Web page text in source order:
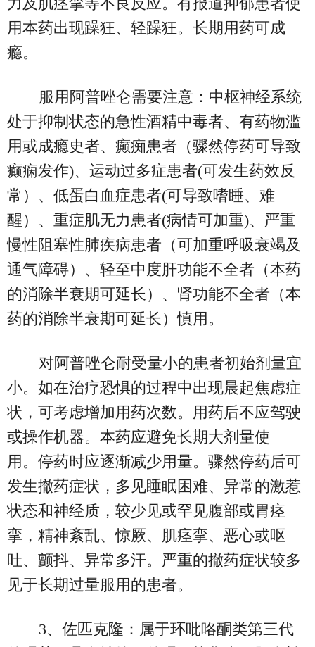
用本药出现躁狂、轻躁狂。 长期用药可成
瘾。
服用阿普唑仑需要注意：中枢神经系统
处于抑制状态的急性酒精中毒者、有药物滥
用或成瘾史者、癫痴患者（骤然停药可导致
癫痫发作)、运动过多症患者(可发生药效反
常）、低蛋白血症患者(可导致嗜睡、难
醒）、重症肌无力患者(病情可加重)、严重
慢性阻塞性肺疾病患者（可加重呼吸衰竭及
通气障碍）、轻至中度肝功能不全者（本药
的消除半衰期可延长）、肾功能不全者（本
药的消除半衰期可延长）慎用。
对阿普唑仑耐受量小的患者初始剂量宜
小。 如在治疗恐惧的过程中出现晨起焦虑症
状，可考虑增加用药次数。 用药后不应驾驶
或操作机器。 本药应避免长期大剂量使
用。 停药时应逐渐减少用量。骤然停药后可
发生撤药症状，多见睡眠困难、异常的激惹
状态和神经质，较少见或罕见腹部或胃痉
挛，精神紊乱、惊厥、肌痉挛、恶心或呕
吐、颤抖、异常多汗。严重的撤药症状较多
见于长期过量服用的患者。
3、佐匹克隆：属于环吡咯酮类第三代